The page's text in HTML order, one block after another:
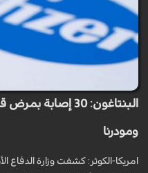
البنتاغون: 30
ومودرنا
امريكا-الكوثر: كشفت وزارة الدفاع